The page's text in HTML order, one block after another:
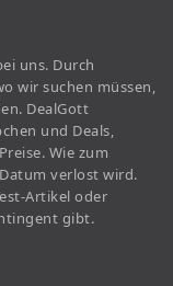
uns. Durch
wir suchen müssen,
DealGott
und Deals,
Wie zum
verlost wird.
Artikel oder
gibt.